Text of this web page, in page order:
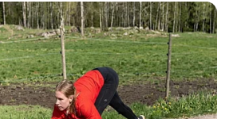
POR LLUVIAS
EPM
RIONEGRO